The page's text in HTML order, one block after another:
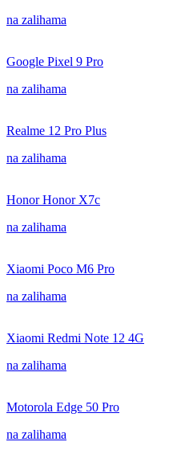
na zalihama
Google Pixel 9 Pro
na zalihama
Realme 12 Pro Plus
na zalihama
Honor Honor X7c
na zalihama
Xiaomi Poco M6 Pro
na zalihama
Xiaomi Redmi Note 12 4G
na zalihama
Motorola Edge 50 Pro
na zalihama